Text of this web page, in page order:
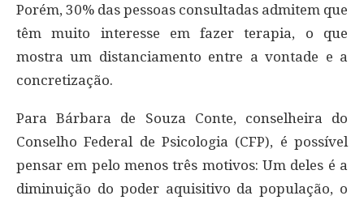
Porém, 30% das pessoas consultadas admitem que
têm muito interesse em fazer terapia, o que
mostra um distanciamento entre a vontade e a
concretização.
Para Bárbara de Souza Conte, conselheira do
Conselho Federal de Psicologia (CFP), é possível
pensar em pelo menos três motivos: Um deles é a
diminuição do poder aquisitivo da população, o